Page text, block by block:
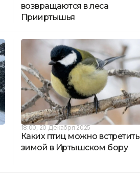
возвращаются в леса
Прииртышья
18:00, 20 Декабря 2025
Каких птиц можно встретить
зимой в Иртышском бору